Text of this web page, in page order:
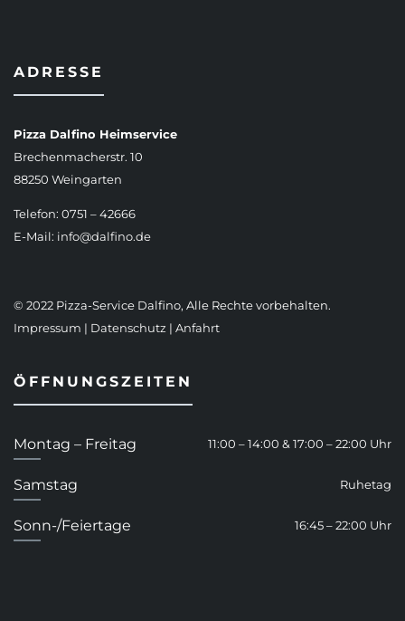
ADRESSE
Pizza Dalfino Heimservice
Brechenmacherstr. 10
88250 Weingarten
Telefon: 0751 – 42666
E-Mail: info@dalfino.de
© 2022 Pizza-Service Dalfino, Alle Rechte vorbehalten.
Impressum | Datenschutz | Anfahrt
ÖFFNUNGSZEITEN
Montag – Freitag 11:00 – 14:00 & 17:00 – 22:00 Uhr
Samstag Ruhetag
Sonn-/Feiertage 16:45 – 22:00 Uhr